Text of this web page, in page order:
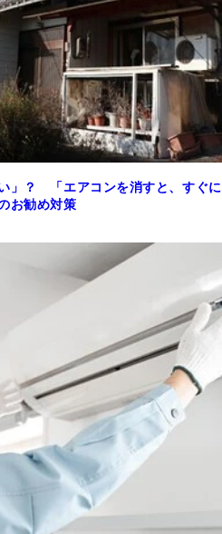
」？ 「エアコンを消すと、すぐに
お勧め対策